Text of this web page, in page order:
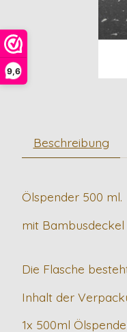
9,6
Beschreibung
Ölspender 500 ml.
mit
Die Flasche
Inhalt der
1x 500ml